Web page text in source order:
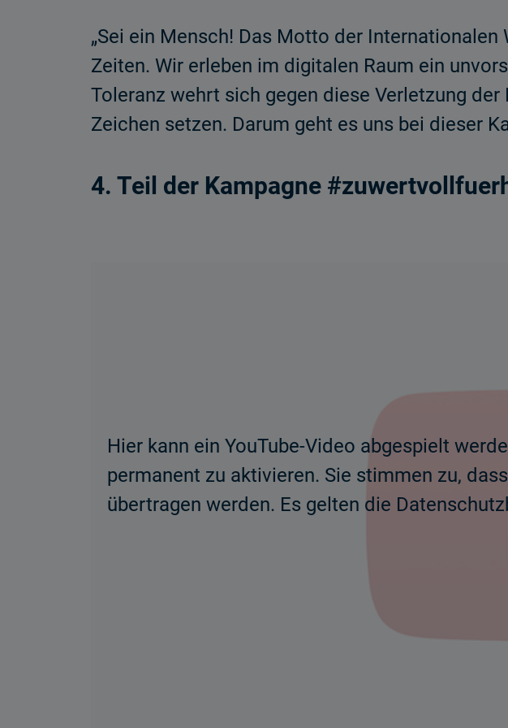
„Sei ein Mensch! Das Motto der
Zeiten. Wir erleben im digitalen Raum ein
Toleranz wehrt sich gegen diese Verletzung
Zeichen setzen. Darum geht es uns bei dieser
4. Teil der Kampagne
Hier kann ein YouTube-Video abgespielt
permanent zu aktivieren. Sie stimmen zu,
übertragen werden. Es gelten die